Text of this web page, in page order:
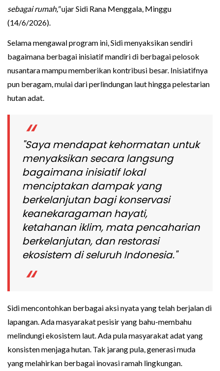
sebagai rumah,"ujar Sidi Rana Menggala, Minggu
(14/6/2026).
Selama mengawal program ini, Sidi menyaksikan sendiri
bagaimana berbagai inisiatif mandiri di berbagai pelosok
nusantara mampu memberikan kontribusi besar. Inisiatifnya
pun beragam, mulai dari perlindungan laut hingga pelestarian
hutan adat.
"Saya mendapat kehormatan untuk
menyaksikan secara langsung
bagaimana inisiatif lokal
menciptakan dampak yang
berkelanjutan bagi konservasi
keanekaragaman hayati,
ketahanan iklim, mata pencaharian
berkelanjutan, dan restorasi
ekosistem di seluruh Indonesia."
Sidi mencontohkan berbagai aksi nyata yang telah berjalan di
lapangan. Ada masyarakat pesisir yang bahu-membahu
melindungi ekosistem laut. Ada pula masyarakat adat yang
konsisten menjaga hutan. Tak jarang pula, generasi muda
yang melahirkan berbagai inovasi ramah lingkungan.